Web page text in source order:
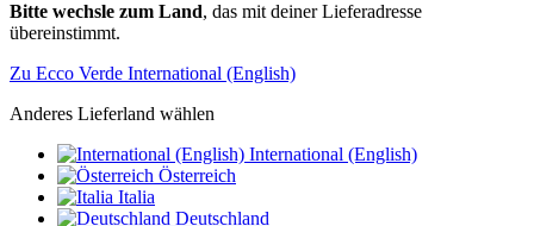
Bitte wechsle zum Land, das mit deiner Lieferadresse
übereinstimmt.
Zu Ecco Verde International (English)
Anderes Lieferland wählen
International (English)
Österreich
Italia
Deutschland